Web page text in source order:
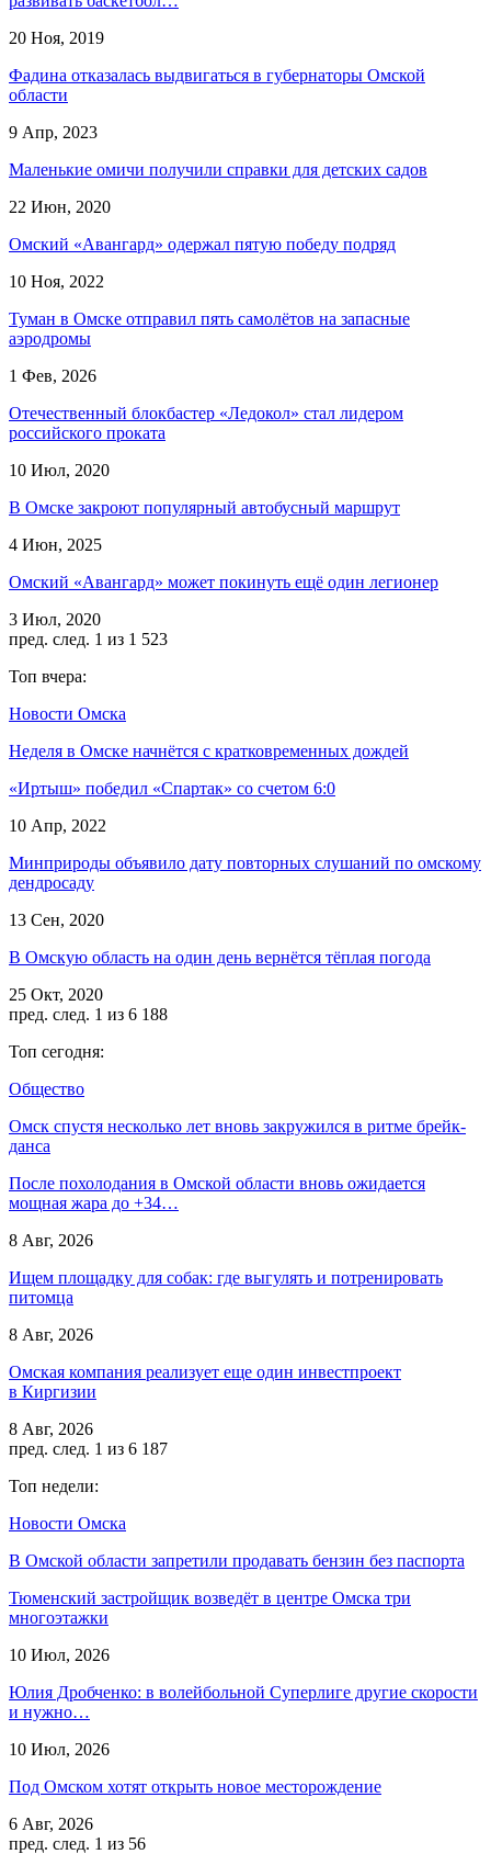
20 Ноя, 2019
Фадина отказалась выдвигаться в губернаторы Омской
области
9 Апр, 2023
Маленькие омичи получили справки для детских садов
22 Июн, 2020
Омский «Авангард» одержал пятую победу подряд
10 Ноя, 2022
Туман в Омске отправил пять самолётов на запасные
аэродромы
1 Фев, 2026
Отечественный блокбастер «Ледокол» стал лидером
российского проката
10 Июл, 2020
В Омске закроют популярный автобусный маршрут
4 Июн, 2025
Омский «Авангард» может покинуть ещё один легионер
3 Июл, 2020
пред. след. 1 из 1 523
Топ вчера:
Новости Омска
Неделя в Омске начнётся с кратковременных дождей
«Иртыш» победил «Спартак» со счетом 6:0
10 Апр, 2022
Минприроды объявило дату повторных слушаний по омскому
дендросаду
13 Сен, 2020
В Омскую область на один день вернётся тёплая погода
25 Окт, 2020
пред. след. 1 из 6 188
Топ сегодня:
Общество
Омск спустя несколько лет вновь закружился в ритме брейк-
данса
После похолодания в Омской области вновь ожидается
мощная жара до +34…
8 Авг, 2026
Ищем площадку для собак: где выгулять и потренировать
питомца
8 Авг, 2026
Омская компания реализует еще один инвестпроект
в Киргизии
8 Авг, 2026
пред. след. 1 из 6 187
Топ недели:
Новости Омска
В Омской области запретили продавать бензин без паспорта
Тюменский застройщик возведёт в центре Омска три
многоэтажки
10 Июл, 2026
Юлия Дробченко: в волейбольной Суперлиге другие скорости
и нужно…
10 Июл, 2026
Под Омском хотят открыть новое месторождение
6 Авг, 2026
пред. след. 1 из 56